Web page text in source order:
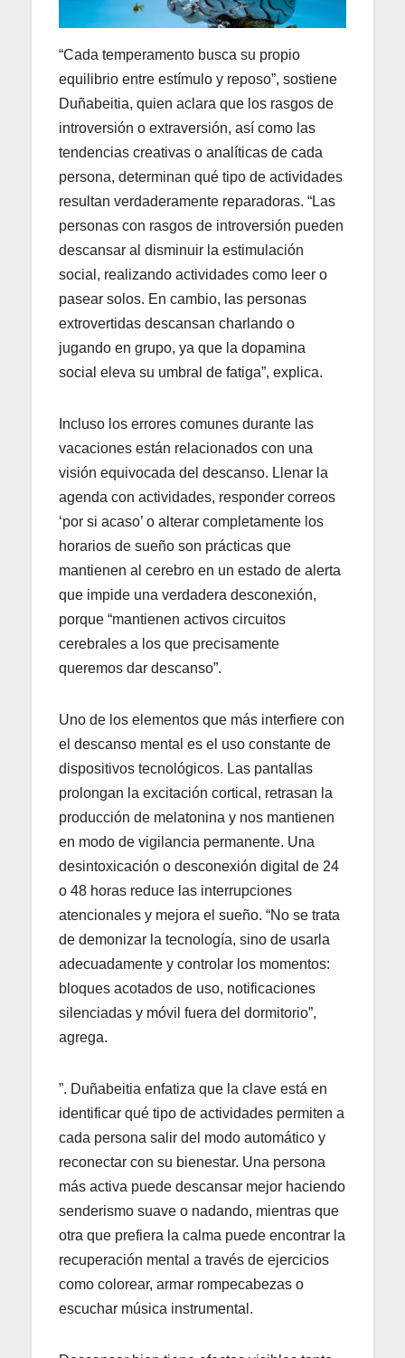
“Cada temperamento busca su propio
equilibrio entre estímulo y reposo”, sostiene
Duñabeitia, quien aclara que los rasgos de
introversión o extraversión, así como las
tendencias creativas o analíticas de cada
persona, determinan qué tipo de actividades
resultan verdaderamente reparadoras. “Las
personas con rasgos de introversión pueden
descansar al disminuir la estimulación
social, realizando actividades como leer o
pasear solos. En cambio, las personas
extrovertidas descansan charlando o
jugando en grupo, ya que la dopamina
social eleva su umbral de fatiga”, explica.
Incluso los errores comunes durante las
vacaciones están relacionados con una
visión equivocada del descanso. Llenar la
agenda con actividades, responder correos
‘por si acaso’ o alterar completamente los
horarios de sueño son prácticas que
mantienen al cerebro en un estado de alerta
que impide una verdadera desconexión,
porque “mantienen activos circuitos
cerebrales a los que precisamente
queremos dar descanso”.
Uno de los elementos que más interfiere con
el descanso mental es el uso constante de
dispositivos tecnológicos. Las pantallas
prolongan la excitación cortical, retrasan la
producción de melatonina y nos mantienen
en modo de vigilancia permanente. Una
desintoxicación o desconexión digital de 24
o 48 horas reduce las interrupciones
atencionales y mejora el sueño. “No se trata
de demonizar la tecnología, sino de usarla
adecuadamente y controlar los momentos:
bloques acotados de uso, notificaciones
silenciadas y móvil fuera del dormitorio”,
agrega.
”. Duñabeitia enfatiza que la clave está en
identificar qué tipo de actividades permiten a
cada persona salir del modo automático y
reconectar con su bienestar. Una persona
más activa puede descansar mejor haciendo
senderismo suave o nadando, mientras que
otra que prefiera la calma puede encontrar la
recuperación mental a través de ejercicios
como colorear, armar rompecabezas o
escuchar música instrumental.